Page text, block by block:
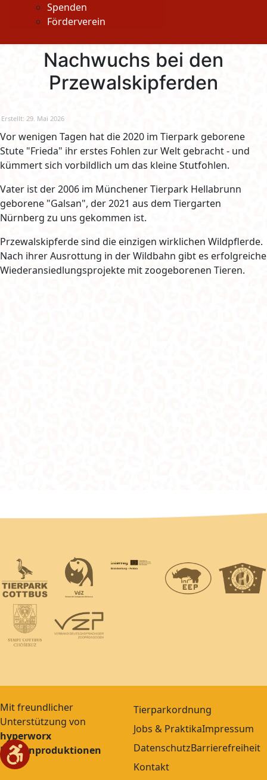
Spenden
Förderverein
Nachwuchs bei den
Przewalskipferden
Erstellt: 29. Mai 2026
Vor wenigen Tagen hat die 2020 im Tierpark geborene
Stute "Frieda" ihr erstes Fohlen zur Welt gebracht - und
kümmert sich vorbildlich um das kleine Stutfohlen.
Vater ist der 2006 im Münchener Tierpark Hellabrunn
geborene "Galsan", der 2021 aus dem Tiergarten
Nürnberg zu uns gekommen ist.
Przewalskipferde sind die einzigen wirklichen Wildpflerde.
Nach ihrer Ausrottung in der Wildbahn gibt es erfolgreiche
Wiederansiedlungsprojekte mit zoogeborenen Tieren.
Mit freundlicher
Unterstützung von
hyperworx
Medienproduktionen
Tierparkordnung
Jobs & PraktikaImpressum
DatenschutzBarrierefreiheit
Kontakt